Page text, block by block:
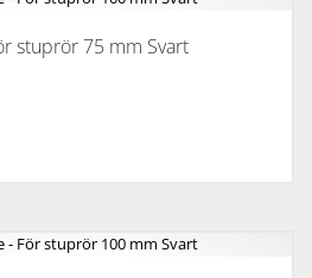
stuprör 75 mm Svart